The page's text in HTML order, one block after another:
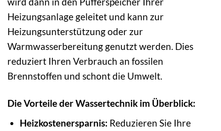
Heizungsanlage geleitet und kann zur
Heizungsunterstützung oder zur
Warmwasserbereitung genutzt werden. Dies
reduziert Ihren Verbrauch an fossilen
Brennstoffen und schont die Umwelt.
Die Vorteile der Wassertechnik im Überblick:
Heizkostenersparnis: Reduzieren Sie Ihre